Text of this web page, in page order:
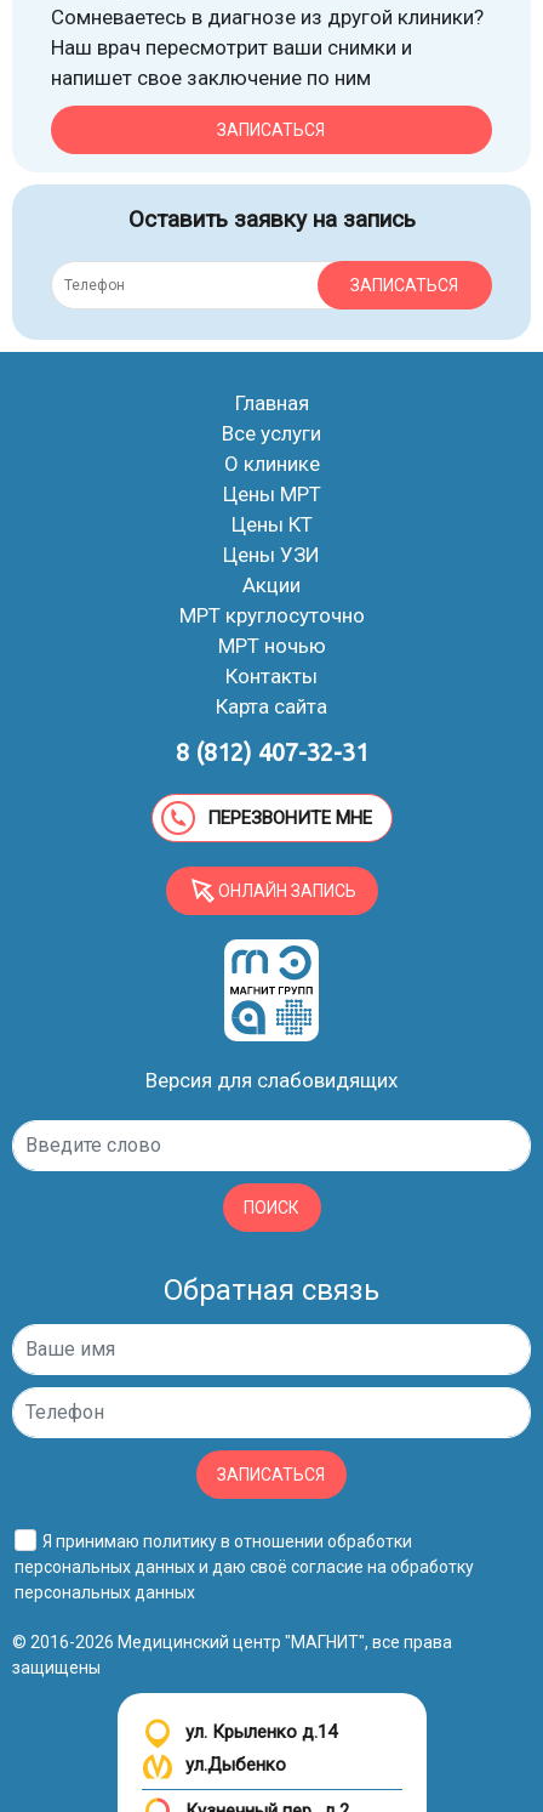
Сомневаетесь в диагнозе из другой клиники?
Наш врач пересмотрит ваши снимки и
напишет свое заключение по ним
ЗАПИСАТЬСЯ
Оставить заявку на запись
ЗАПИСАТЬСЯ
Главная
Все услуги
О клинике
Цены МРТ
Цены КТ
Цены УЗИ
Акции
МРТ круглосуточно
МРТ ночью
Контакты
Карта сайта
8 (812) 407-32-31
ПЕРЕЗВОНИТЕ МНЕ
ОНЛАЙН ЗАПИСЬ
Версия для слабовидящих
ПОИСК
Обратная связь
ЗАПИСАТЬСЯ
Я принимаю политику в отношении обработки
персональных данныхи даю своё согласие на обработку
персональных данных
© 2016-2026 Медицинский центр "МАГНИТ", все права
защищены
ул. Крыленко д.14
ул.Дыбенко